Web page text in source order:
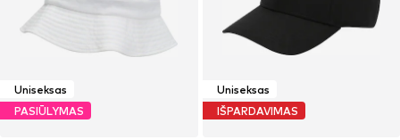
Uniseksas
PASIŪLYMAS
Uniseksas
IŠPARDAVIMAS